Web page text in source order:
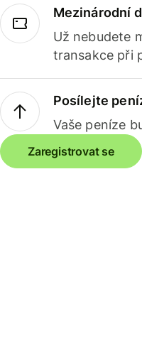
Mezinárodní
Už nebudete
transakce při
Posílejte
Vaše peníze
Zaregistrovat se